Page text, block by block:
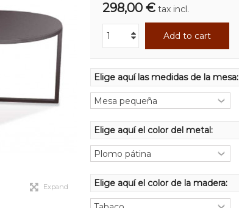
Expand
298,00 € tax incl.
Add to cart
Elige aquí las medidas de la mesa:
Elige aquí el color del metal:
Elige aquí el color de la madera: